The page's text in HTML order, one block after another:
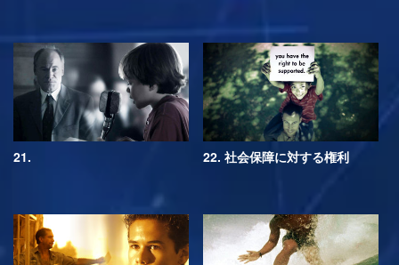
21. 22. 社会保障に対する権利